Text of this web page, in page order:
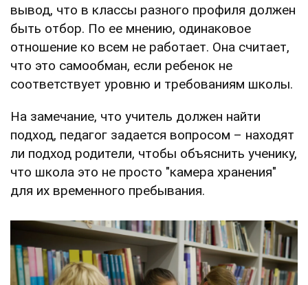
вывод, что в классы разного профиля должен
быть отбор. По ее мнению, одинаковое
отношение ко всем не работает. Она считает,
что это самообман, если ребенок не
соответствует уровню и требованиям школы.
На замечание, что учитель должен найти
подход, педагог задается вопросом – находят
ли подход родители, чтобы объяснить ученику,
что школа это не просто "камера хранения"
для их временного пребывания.